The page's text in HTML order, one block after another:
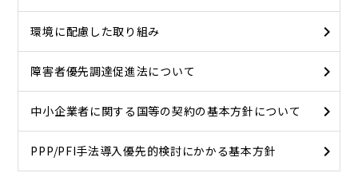
環境に配慮した取り組み
障害者優先調達促進法について
中小企業者に関する国等の契約の基本方針について
PPP/PFI手法導入優先的検討にかかる基本方針